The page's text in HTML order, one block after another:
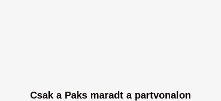
Csak a Paks maradt a partvonalon